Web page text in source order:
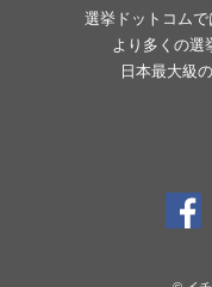
選挙ドットコムで
より多くの選
日本最大級